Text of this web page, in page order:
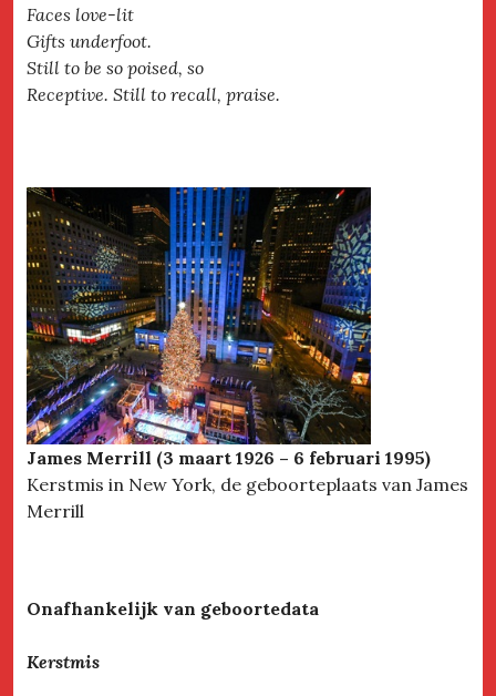
Faces love-lit
Gifts underfoot.
Still to be so poised, so
Receptive. Still to recall, praise.
James Merrill (3 maart 1926 – 6 februari 1995)
Kerstmis in New York, de geboorteplaats van James
Merrill
Onafhankelijk van geboortedata
Kerstmis